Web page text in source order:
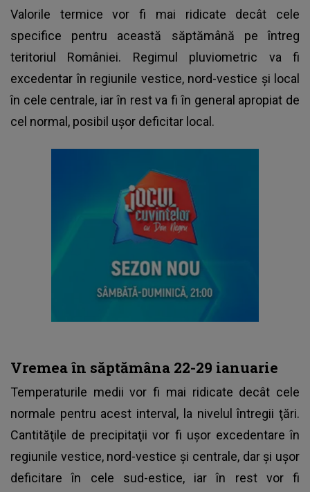
Valorile termice vor fi mai ridicate decât cele
specifice pentru această săptămână pe întreg
teritoriul României. Regimul pluviometric va fi
excedentar în regiunile vestice, nord-vestice şi local
în cele centrale, iar în rest va fi în general apropiat de
cel normal, posibil uşor deficitar local.
Vremea în săptămâna 22-29 ianuarie
Temperaturile medii vor fi mai ridicate decât cele
normale pentru acest interval, la nivelul întregii ţări.
Cantităţile de precipitaţii vor fi uşor excedentare în
regiunile vestice, nord-vestice şi centrale, dar şi uşor
deficitare în cele sud-estice, iar în rest vor fi